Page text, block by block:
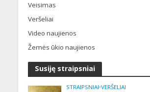
Veisimas
Veršeliai
Video naujienos
Žemės ūkio naujienos
Susiję straipsniai
STRAIPSNIAI•VERŠELIAI